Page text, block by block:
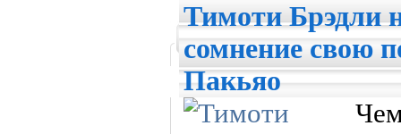
Тимоти Брэдли
сомнение свою
Пакьяо